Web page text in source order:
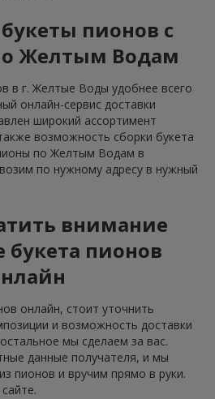
пионов с
Желтым Водам
в г. Желтые Воды удобнее всего
онлайн-сервис доставки
широкий ассортимент
возможность сборки букета
по Желтым Водам в
по нужному адресу в нужный
внимание
букета пионов
онлайн, стоит уточнить
и возможность доставки
мы сделаем за вас.
данные получателя, и мы
пионов и вручим прямо в руки.